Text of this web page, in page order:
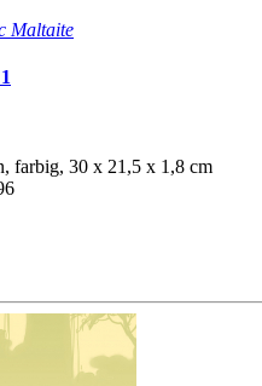
Maltaite
farbig, 30 x 21,5 x 1,8 cm